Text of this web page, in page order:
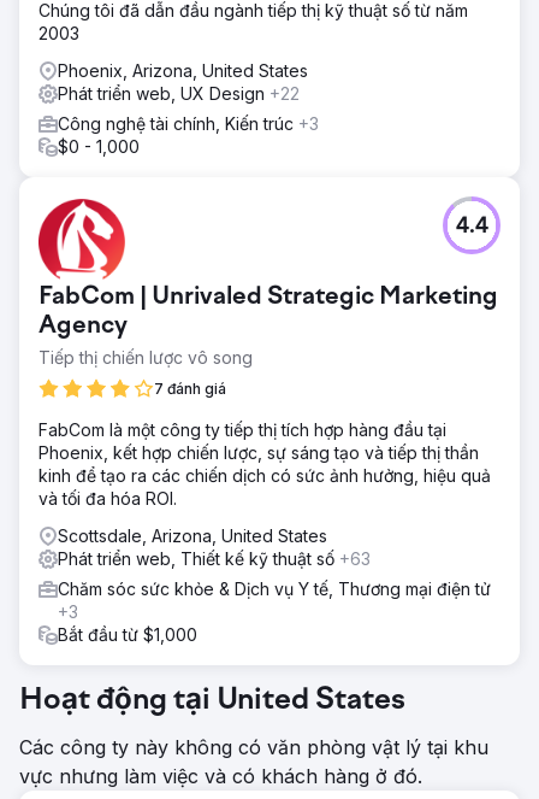
Chúng tôi đã dẫn đầu ngành tiếp thị kỹ thuật số từ năm
2003
Phoenix, Arizona, United States
Phát triển web, UX Design +22
Công nghệ tài chính, Kiến trúc +3
$0 - 1,000
FabCom | Unrivaled Strategic Marketing
Agency
Tiếp thị chiến lược vô song
7 đánh giá
4.4
FabCom là một công ty tiếp thị tích hợp hàng đầu tại
Phoenix, kết hợp chiến lược, sự sáng tạo và tiếp thị thần
kinh để tạo ra các chiến dịch có sức ảnh hưởng, hiệu quả
và tối đa hóa ROI.
Scottsdale, Arizona, United States
Phát triển web, Thiết kế kỹ thuật số +63
Chăm sóc sức khỏe & Dịch vụ Y tế, Thương mại điện tử
+3
Bắt đầu từ $1,000
Hoạt động tại United States
Các công ty này không có văn phòng vật lý tại khu
vực nhưng làm việc và có khách hàng ở đó.